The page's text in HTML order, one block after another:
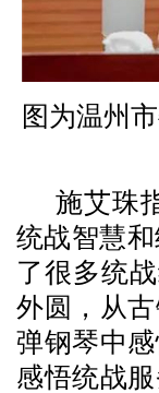
图为温州
施艾珠
统战智慧
了很多统
外圆，从
弹钢琴中
感悟统战